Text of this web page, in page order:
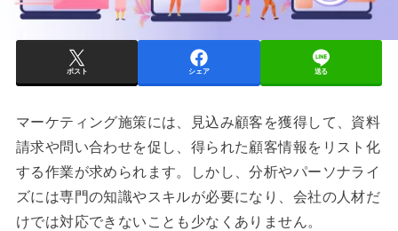
ポスト シェア 送る
マーケティング施策には、見込み顧客を獲得して、資料
請求や問い合わせを促し、得られた顧客情報をリスト化
する作業が求められます。しかし、分析やパーソナライ
ズには専門の知識やスキルが必要になり、会社の人材だ
けでは対応できないことも少なくありません。